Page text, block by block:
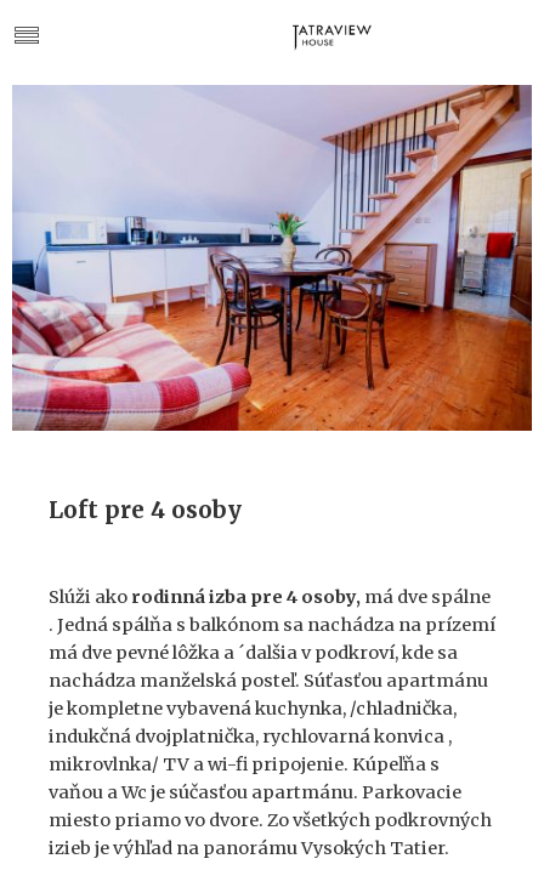
Loft pre 4 osoby
Slúži ako rodinná izba pre 4 osoby, má dve spálne
. Jedná spálňa s balkónom sa nachádza na prízemí
má dve pevné lôžka a ´dalšia v podkroví, kde sa
nachádza manželská posteľ. Súťasťou apartmánu
je kompletne vybavená kuchynka, /chladnička,
indukčná dvojplatnička, rychlovarná konvica ,
mikrovlnka/ TV a wi-fi pripojenie. Kúpeľňa s
vaňou a Wc je súčasťou apartmánu. Parkovacie
miesto priamo vo dvore. Zo všetkých podkrovných
izieb je výhľad na panorámu Vysokých Tatier.